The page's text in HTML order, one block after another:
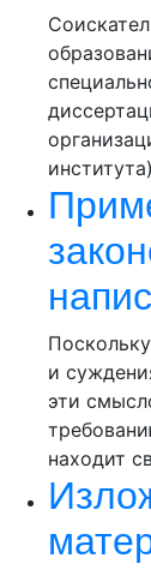
и
эти
находит